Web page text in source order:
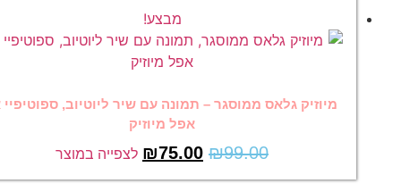
מבצע!
מיוזיק גלאס ממוסגר – תמונה עם שיר ליוטיוב, ספוטיפיי או
אפל מיוזיק
₪99.00
₪75.00 לצפייה במוצר